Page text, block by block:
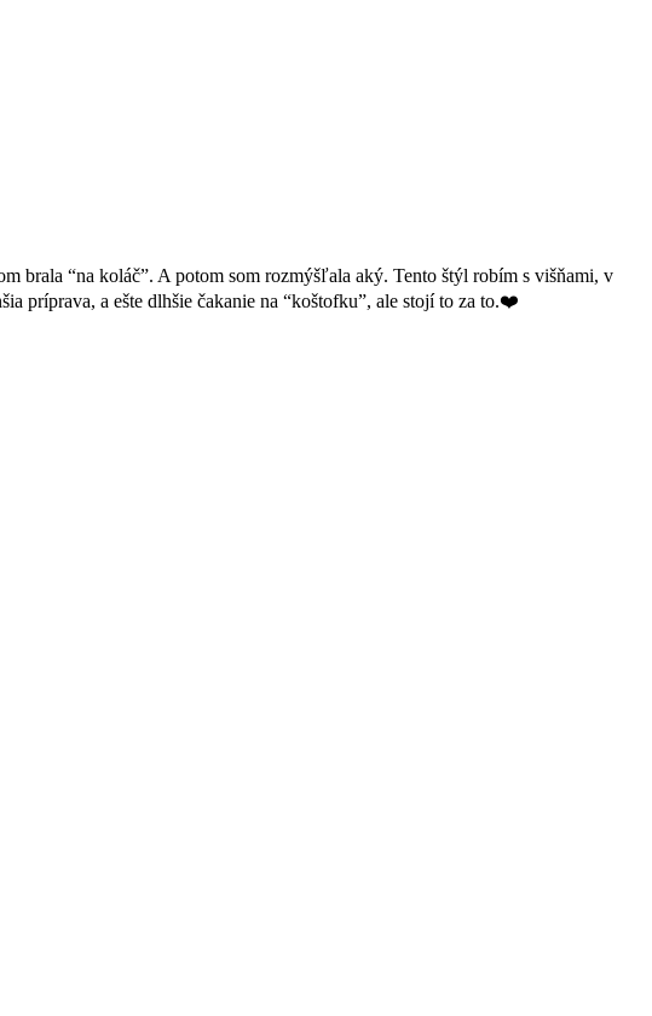
brala “na koláč”. A potom som rozmýšľala aký. Tento štýl robím s višňami, v
príprava, a ešte dlhšie čakanie na “koštofku”, ale stojí to za to.❤️